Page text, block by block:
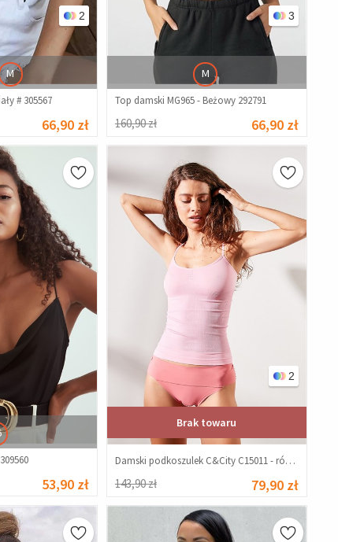
2
M
# 305567
66,90 zł
3
M
Top damski MG965 - Beżowy 292791
160,90 zł 66,90 zł
53,90 zł
2
Brak towaru
Damski podkoszulek C&City C15011 - różowy #322793
143,90 zł 79,90 zł